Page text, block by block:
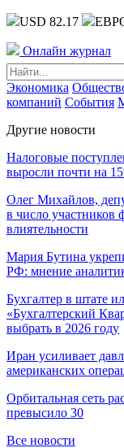
USD 82.17
Онлайн журнал
Экономика
компаний События
Другие новости
Налоговые
выросли почти на
Олег Михайлов,
в число участников
влиятельности
Мария Бутина
РФ: мнение
Бухгалтер в штате
«Бухгалтерский
выбрать в 2026 году
Иран усиливает
американских
Орбитальная сеть
превысило 30
Все новости